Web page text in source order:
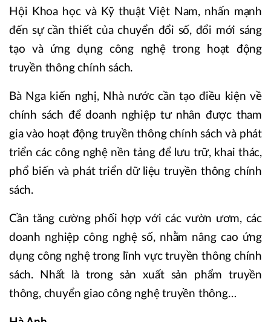
Hội Khoa học và Kỹ thuật Việt Nam, nhấn mạnh
đến sự cần thiết của chuyển đổi số, đổi mới sáng
tạo và ứng dụng công nghệ trong hoạt động
truyền thông chính sách.
Bà Nga kiến nghị, Nhà nước cần tạo điều kiện về
chính sách để doanh nghiệp tư nhân được tham
gia vào hoạt động truyền thông chính sách và phát
triển các công nghệ nền tảng để lưu trữ, khai thác,
phổ biến và phát triển dữ liệu truyền thông chính
sách.
Cần tăng cường phối hợp với các vườn ươm, các
doanh nghiệp công nghệ số, nhằm nâng cao ứng
dụng công nghệ trong lĩnh vực truyền thông chính
sách. Nhất là trong sản xuất sản phẩm truyền
thông, chuyển giao công nghệ truyền thông…